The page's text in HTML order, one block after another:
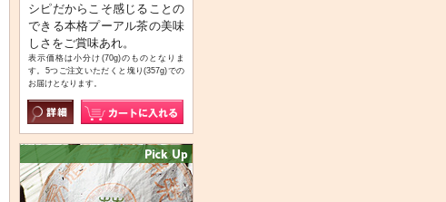
シピだからこそ感じることの
できる本格プーアル茶の美味
しさをご賞味あれ。
表示価格は小分け(70g)のものとなりま
す。5つご注文いただくと塊り(357g)での
お届けとなります。